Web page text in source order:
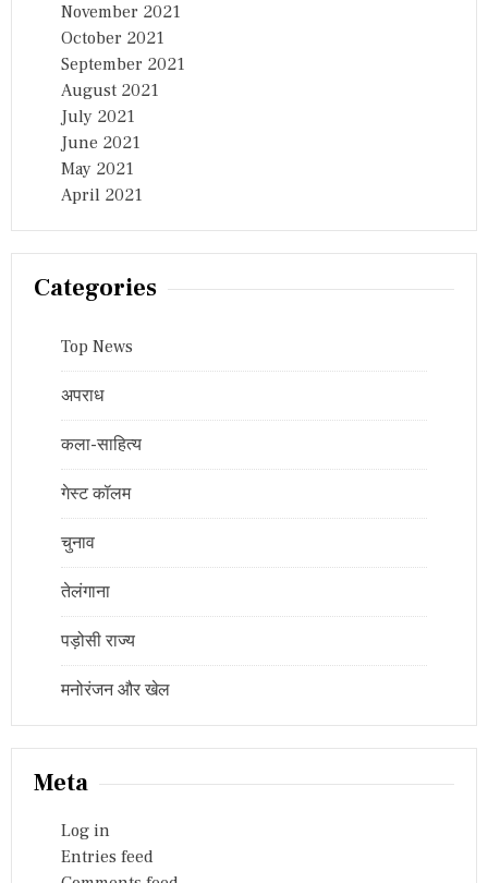
November 2021
October 2021
September 2021
August 2021
July 2021
June 2021
May 2021
April 2021
Categories
Top News
अपराध
कला-साहित्य
गेस्ट कॉलम
चुनाव
तेलंगाना
पड़ोसी राज्य
मनोरंजन और खेल
Meta
Log in
Entries feed